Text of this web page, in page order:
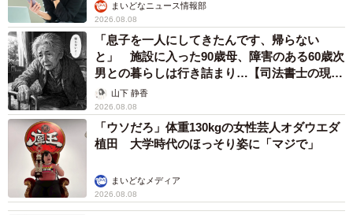
に大変でした。
まいどなニュース情報部
2026.08.08
「息子を一人にしてきたんです、帰らない
と」 施設に入った90歳母、障害のある60歳次
男との暮らしは行き詰まり…【司法書士の現場
から】山下 静香
2026.08.08
「ウソだろ」体重130kgの女性芸人オダウエダ
植田 大学時代のほっそり姿に「マジで」
まいどなメディア
2026.08.08